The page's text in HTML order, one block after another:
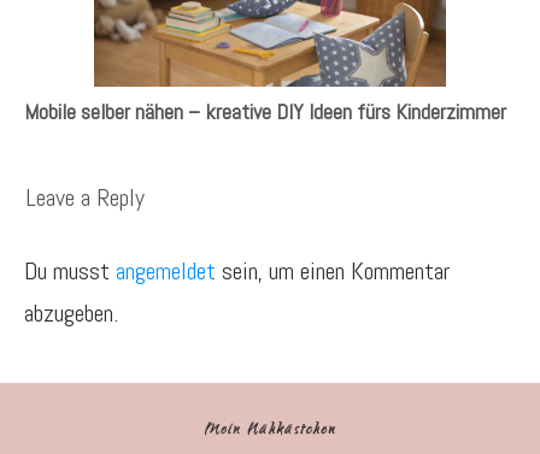
Mobile selber nähen – kreative DIY Ideen fürs Kinderzimmer
Leave a Reply
Du musst angemeldet sein, um einen Kommentar
abzugeben.